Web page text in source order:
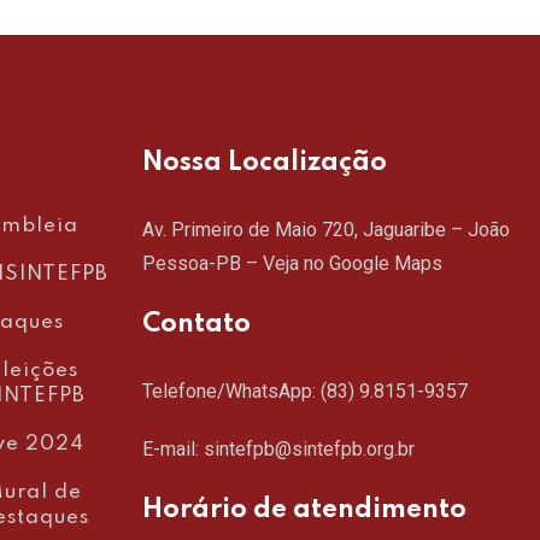
2024
de
Nossa Localização
Av. Primeiro de Maio 720, Jaguaribe – João
Pessoa-PB – Veja no Google Maps
Contato
Telefone/WhatsApp: (83) 9.8151-9357
E-mail: sintefpb@sintefpb.org.br
Horário de atendimento